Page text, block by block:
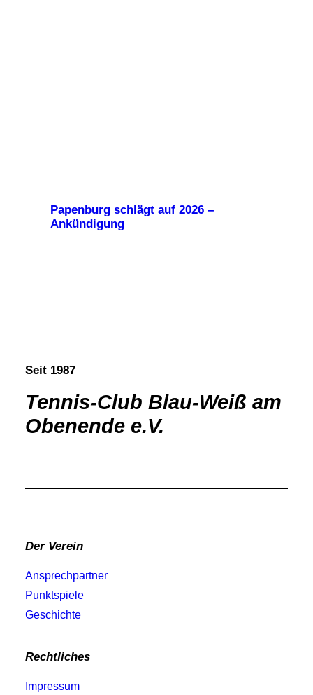
Papenburg schlägt auf 2026 –
Ankündigung
Seit 1987
Tennis-Club Blau-Weiß am
Obenende e.V.
Der Verein
Ansprechpartner
Punktspiele
Geschichte
Rechtliches
Impressum